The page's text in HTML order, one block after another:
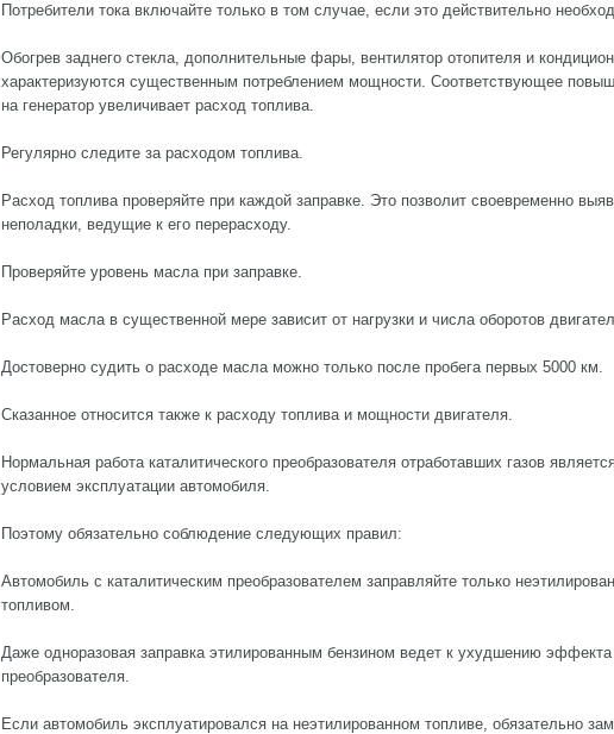
Потребители тока включайте только в том случае, если это действительно
Обогрев заднего стекла, дополнительные фары, вентилятор отопителя и
характеризуются существенным потреблением мощности. Соответствующее
на генератор увеличивает расход топлива.
Регулярно следите за расходом топлива.
Расход топлива проверяйте при каждой заправке. Это позволит своевременно
неполадки, ведущие к его перерасходу.
Проверяйте уровень масла при заправке.
Расход масла в существенной мере зависит от нагрузки и числа оборотов
Достоверно судить о расходе масла можно только после пробега первых 5000 км.
Сказанное относится также к расходу топлива и мощности двигателя.
Нормальная работа каталитического преобразователя отработавших газов
условием эксплуатации автомобиля.
Поэтому обязательно соблюдение следующих правил:
Автомобиль с каталитическим преобразователем заправляйте только
топливом.
Даже одноразовая заправка этилированным бензином ведет к ухудшению
преобразователя.
Если автомобиль эксплуатировался на неэтилированном топливе, обязательно